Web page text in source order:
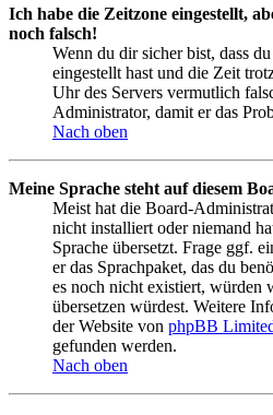
Ich habe die Zeitzone eingestellt,
noch falsch!
Wenn du dir sicher bist, dass
eingestellt hast und die Zeit
Uhr des Servers vermutlich
Administrator, damit er das
Nach oben
Meine Sprache steht auf diesem
Meist hat die Board-
nicht installiert oder niemand
Sprache übersetzt. Frage ggf.
er das Sprachpaket, das du
es noch nicht existiert, würden
übersetzen würdest. Weitere
der Website von phpBB
gefunden werden.
Nach oben